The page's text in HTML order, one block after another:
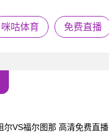
咪咕体育 免费直播
尔VS福尔图那 高清免费直播